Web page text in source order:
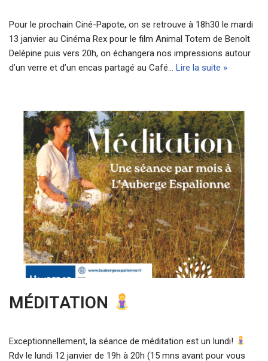
Pour le prochain Ciné-Papote, on se retrouve à 18h30 le mardi
13 janvier au Cinéma Rex pour le film Animal Totem de Benoît
Delépine puis vers 20h, on échangera nos impressions autour
d’un verre et d’un encas partagé au Café… Lire la suite »
MÉDITATION
Exceptionnellement, la séance de méditation est un lundi!
Rdv le lundi 12 janvier de 19h à 20h (15 mns avant pour vous